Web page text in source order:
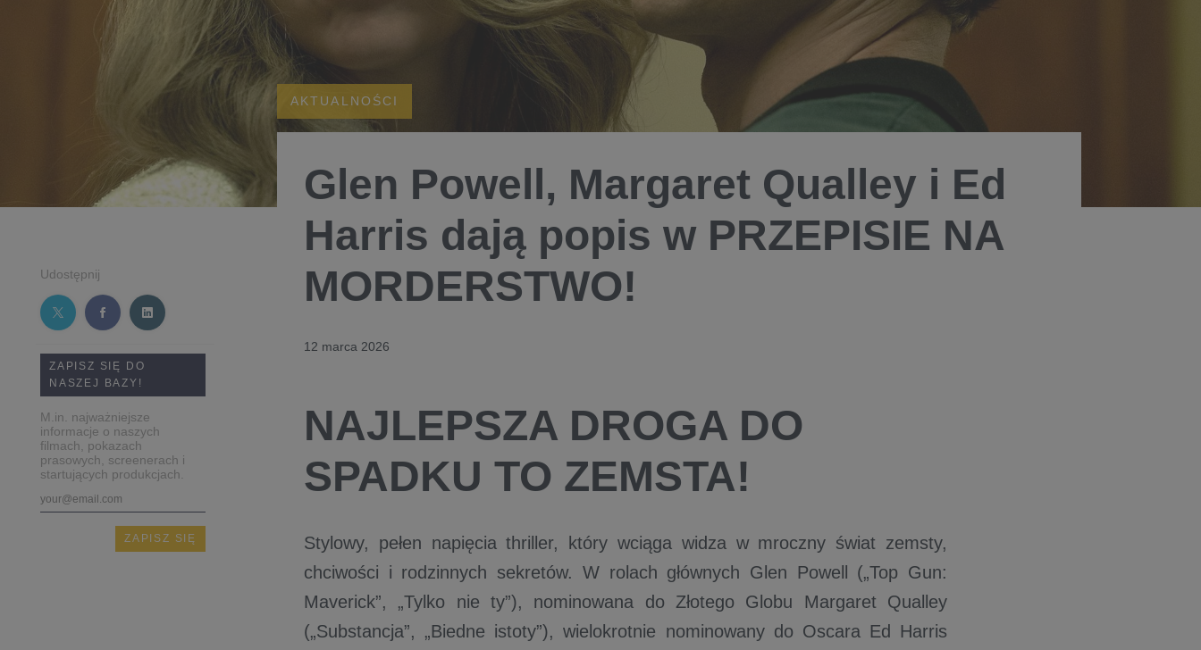
Udostępnij
ZAPISZ SIĘ DO
NASZEJ BAZY!
M.in. najważniejsze
informacje o naszych
filmach, pokazach
prasowych, screenerach i
startujących produkcjach.
AKTUALNOŚCI
Glen Powell, Margaret Qualley i Ed
Harris dają popis w PRZEPISIE NA
MORDERSTWO! ​
12 marca 2026
NAJLEPSZA DROGA DO
SPADKU TO ZEMSTA!
Stylowy, pełen napięcia thriller, który wciąga widza w mroczny świat zemsty,
chciwości i rodzinnych sekretów. W rolach głównych Glen Powell („Top Gun:
Maverick”, „Tylko nie ty”), nominowana do Złotego Globu Margaret Qualley
(„Substancja”, „Biedne istoty”), wielokrotnie nominowany do Oscara Ed Harris